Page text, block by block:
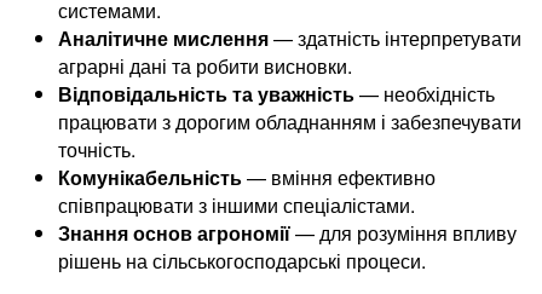
системами.
Аналітичне мислення— здатність інтерпретувати
аграрні дані та робити висновки.
Відповідальність та уважність— необхідність
працювати з дорогим обладнанням і забезпечувати
точність.
Комунікабельність— вміння ефективно
співпрацювати з іншими спеціалістами.
Знання основ агрономії— для розуміння впливу
рішень на сільськогосподарські процеси.